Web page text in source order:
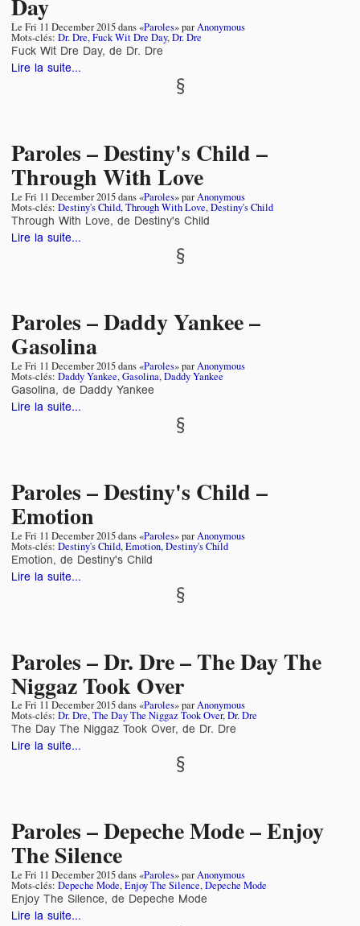
Day
Le Fri 11 December 2015dans «Paroles» parAnonymous
Mots-clés: Dr. Dre,Fuck Wit Dre Day,Dr. Dre
Fuck Wit Dre Day, de Dr. Dre
Lire la suite...
Paroles – Destiny's Child –
Through With Love
Le Fri 11 December 2015dans «Paroles» parAnonymous
Mots-clés: Destiny's Child,Through With Love,Destiny's Child
Through With Love, de Destiny's Child
Lire la suite...
Paroles – Daddy Yankee –
Gasolina
Le Fri 11 December 2015dans «Paroles» parAnonymous
Mots-clés: Daddy Yankee,Gasolina,Daddy Yankee
Gasolina, de Daddy Yankee
Lire la suite...
Paroles – Destiny's Child –
Emotion
Le Fri 11 December 2015dans «Paroles» parAnonymous
Mots-clés: Destiny's Child,Emotion,Destiny's Child
Emotion, de Destiny's Child
Lire la suite...
Paroles – Dr. Dre – The Day The
Niggaz Took Over
Le Fri 11 December 2015dans «Paroles» parAnonymous
Mots-clés: Dr. Dre,The Day The Niggaz Took Over,Dr. Dre
The Day The Niggaz Took Over, de Dr. Dre
Lire la suite...
Paroles – Depeche Mode – Enjoy
The Silence
Le Fri 11 December 2015dans «Paroles» parAnonymous
Mots-clés: Depeche Mode,Enjoy The Silence,Depeche Mode
Enjoy The Silence, de Depeche Mode
Lire la suite...